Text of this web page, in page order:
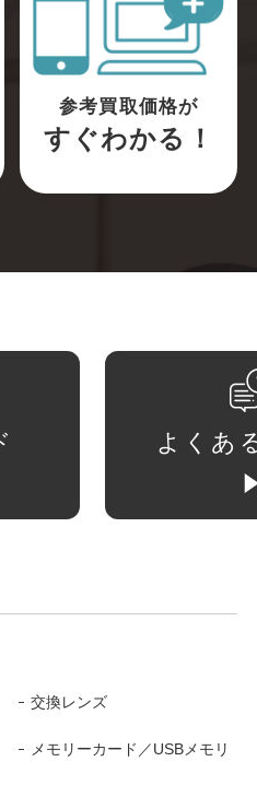
参考買取価格が
すぐわかる！
よくあ
交換レンズ
メモリーカード／USBメモリ